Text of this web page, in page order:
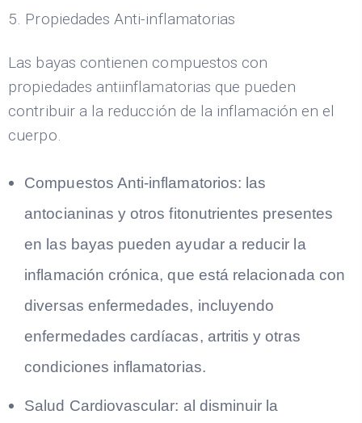
5. Propiedades Anti-inflamatorias
Las bayas contienen compuestos con
propiedades antiinflamatorias que pueden
contribuir a la reducción de la inflamación en el
cuerpo.
Compuestos Anti-inflamatorios: las
antocianinas y otros fitonutrientes presentes
en las bayas pueden ayudar a reducir la
inflamación crónica, que está relacionada con
diversas enfermedades, incluyendo
enfermedades cardíacas, artritis y otras
condiciones inflamatorias.
Salud Cardiovascular: al disminuir la